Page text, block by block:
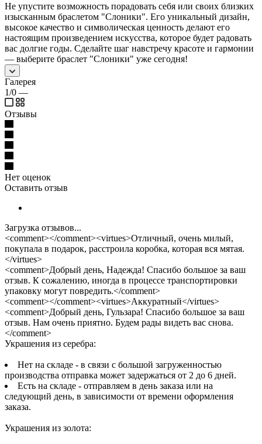
Не упустите возможность порадовать себя или своих близких
изысканным браслетом "Слоники". Его уникальный дизайн,
высокое качество и символическая ценность делают его
настоящим произведением искусства, которое будет радовать
вас долгие годы. Сделайте шаг навстречу красоте и гармонии
— выберите браслет "Слоники" уже сегодня!
Галерея
1/0 —
Отзывы
Нет оценок
Оставить отзыв
Загрузка отзывов...
<comment></comment><virtues>Отличный, очень милый,
покупала в подарок, расстроила коробка, которая вся мятая.
</virtues>
<comment>Добрый день, Надежда! Спасибо большое за ваш
отзыв. К сожалению, иногда в процессе транспортировки
упаковку могут повредить.</comment>
<comment></comment><virtues>Аккуратный</virtues>
<comment>Добрый день, Гульзара! Спасибо большое за ваш
отзыв. Нам очень приятно. Будем рады видеть вас снова.
</comment>
Украшения из серебра:
Нет на складе - в связи с большой загруженностью
производства отправка может задержаться от 2 до 6 дней.
Есть на складе - отправляем в день заказа или на
следующий день, в зависимости от времени оформления
заказа.
Украшения из золота: